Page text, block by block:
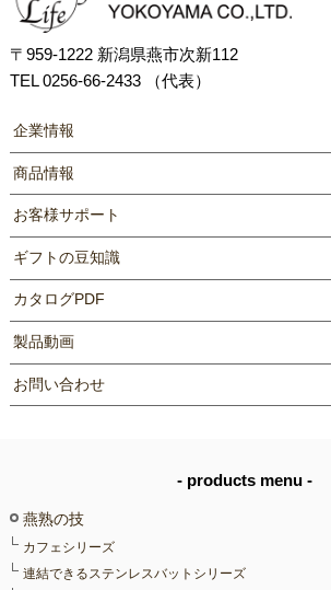
〒959-1222 新潟県燕市次新112
TEL 0256-66-2433 （代表）
企業情報
商品情報
お客様サポート
ギフトの豆知識
カタログPDF
製品動画
お問い合わせ
- products menu -
燕熟の技
カフェシリーズ
連結できるステンレスバットシリーズ